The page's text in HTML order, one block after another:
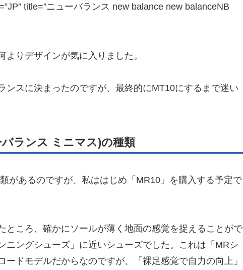
title=”ニューバランス new balance new balanceNB
りデザインが気に入りました。
ンスに決まったのですが、最終的にMT10にするまで迷い
ランス ミニマス)の種類
があるのですが、私ははじめ「MR10」を購入する予定で
ところ、確かにソールが薄く地面の感覚を捉えることがで
ニングシューズ」に近いシューズでした。これは「MRシ
ードモデルだからなのですが、「裸足感覚で自力の向上」